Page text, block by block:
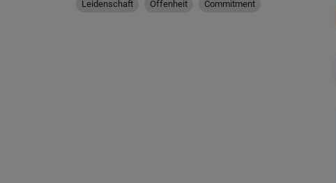
Leidenschaft Offenheit Commitment